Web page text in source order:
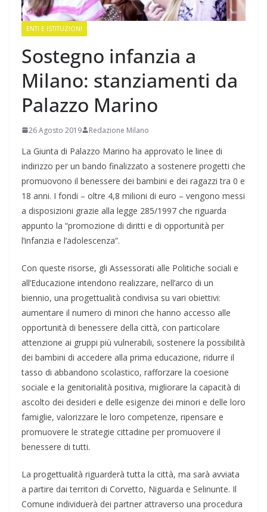
ENTI E ISTITUZIONI
Sostegno infanzia a
Milano: stanziamenti da
Palazzo Marino
26 Agosto 2019 Redazione Milano
La Giunta di Palazzo Marino ha approvato le linee di
indirizzo per un bando finalizzato a sostenere progetti che
promuovono il benessere dei bambini e dei ragazzi tra 0 e
18 anni. I fondi – oltre 4,8 milioni di euro – vengono messi
a disposizioni grazie alla legge 285/1997 che riguarda
appunto la “promozione di diritti e di opportunità per
l’infanzia e l’adolescenza”.
Con queste risorse, gli Assessorati alle Politiche sociali e
all’Educazione intendono realizzare, nell’arco di un
biennio, una progettualità condivisa su vari obiettivi:
aumentare il numero di minori che hanno accesso alle
opportunità di benessere della città, con particolare
attenzione ai gruppi più vulnerabili, sostenere la possibilità
dei bambini di accedere alla prima educazione, ridurre il
tasso di abbandono scolastico, rafforzare la coesione
sociale e la genitorialità positiva, migliorare la capacità di
ascolto dei desideri e delle esigenze dei minori e delle loro
famiglie, valorizzare le loro competenze, ripensare e
promuovere le strategie cittadine per promuovere il
benessere di tutti.
La progettualità riguarderà tutta la città, ma sarà avviata
a partire dai territori di Corvetto, Niguarda e Selinunte. Il
Comune individuerà dei partner attraverso una procedura